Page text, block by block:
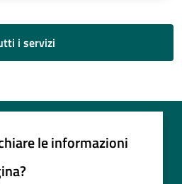
i servizi
le informazioni